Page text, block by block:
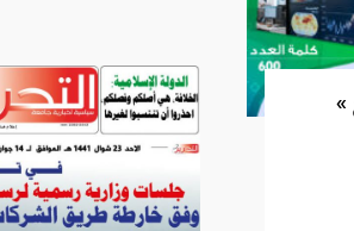
« حين يفضح